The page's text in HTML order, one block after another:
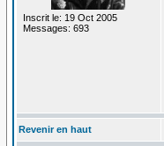
Inscrit le: 19 Oct 2005
Messages: 693
Revenir en haut